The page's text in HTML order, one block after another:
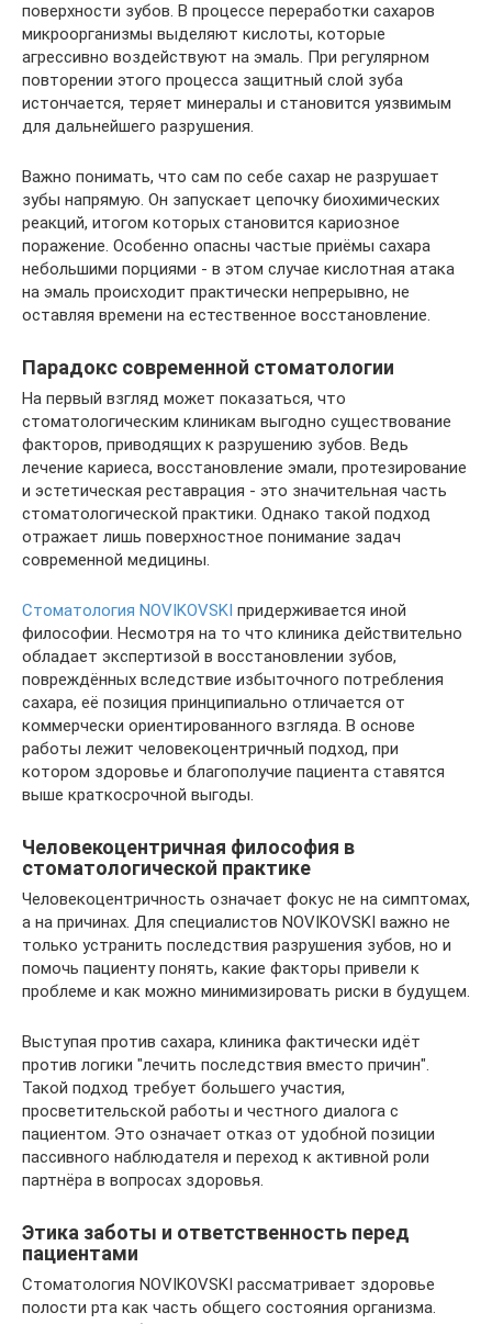
поверхности зубов. В процессе переработки сахаров
микроорганизмы выделяют кислоты, которые
агрессивно воздействуют на эмаль. При регулярном
повторении этого процесса защитный слой зуба
истончается, теряет минералы и становится уязвимым
для дальнейшего разрушения.
Важно понимать, что сам по себе сахар не разрушает
зубы напрямую. Он запускает цепочку биохимических
реакций, итогом которых становится кариозное
поражение. Особенно опасны частые приёмы сахара
небольшими порциями - в этом случае кислотная атака
на эмаль происходит практически непрерывно, не
оставляя времени на естественное восстановление.
Парадокс современной стоматологии
На первый взгляд может показаться, что
стоматологическим клиникам выгодно существование
факторов, приводящих к разрушению зубов. Ведь
лечение кариеса, восстановление эмали, протезирование
и эстетическая реставрация - это значительная часть
стоматологической практики. Однако такой подход
отражает лишь поверхностное понимание задач
современной медицины.
Стоматология NOVIKOVSKI придерживается иной
философии. Несмотря на то что клиника действительно
обладает экспертизой в восстановлении зубов,
повреждённых вследствие избыточного потребления
сахара, её позиция принципиально отличается от
коммерчески ориентированного взгляда. В основе
работы лежит человекоцентричный подход, при
котором здоровье и благополучие пациента ставятся
выше краткосрочной выгоды.
Человекоцентричная философия в
стоматологической практике
Человекоцентричность означает фокус не на симптомах,
а на причинах. Для специалистов NOVIKOVSKI важно не
только устранить последствия разрушения зубов, но и
помочь пациенту понять, какие факторы привели к
проблеме и как можно минимизировать риски в будущем.
Выступая против сахара, клиника фактически идёт
против логики "лечить последствия вместо причин".
Такой подход требует большего участия,
просветительской работы и честного диалога с
пациентом. Это означает отказ от удобной позиции
пассивного наблюдателя и переход к активной роли
партнёра в вопросах здоровья.
Этика заботы и ответственность перед
пациентами
Стоматология NOVIKOVSKI рассматривает здоровье
полости рта как часть общего состояния организма.